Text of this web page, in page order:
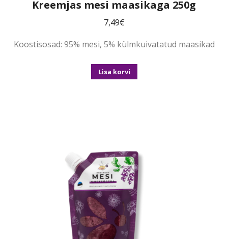
Kreemjas mesi maasikaga 250g
7,49€
Koostisosad: 95% mesi, 5% külmkuivatatud maasikad
Lisa korvi